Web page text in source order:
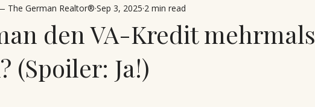
den VA-Kredit mehrmals
(Spoiler: Ja!)
The German Realtor® Sep 3, 2025 2 min read